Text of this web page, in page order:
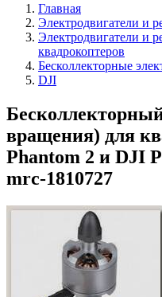
Главная
Электродвигатели и
Электродвигатели и
квадрокоптеров
Бесколлекторные
DJI
вращения) для
Phantom 2 и DJI
mrc-1810727